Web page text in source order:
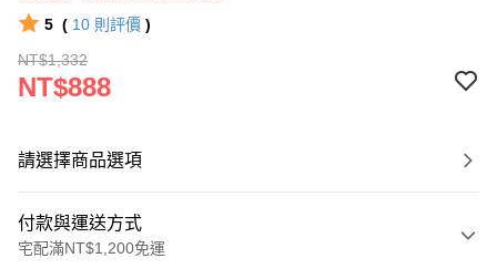
5 ( 10 則評價 )
NT$1,332
NT$888
請選擇商品選項
付款與運送方式
宅配滿NT$1,200免運